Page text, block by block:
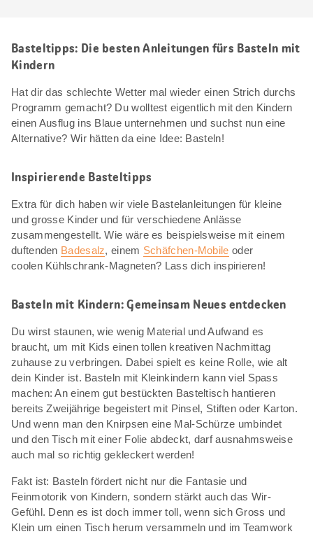
Basteltipps: Die besten Anleitungen fürs Basteln mit
Kindern
Hat dir das schlechte Wetter mal wieder einen Strich durchs
Programm gemacht? Du wolltest eigentlich mit den Kindern
einen Ausflug ins Blaue unternehmen und suchst nun eine
Alternative? Wir hätten da eine Idee: Basteln!
Inspirierende Basteltipps
Extra für dich haben wir viele Bastelanleitungen für kleine
und grosse Kinder und für verschiedene Anlässe
zusammengestellt. Wie wäre es beispielsweise mit einem
duftenden Badesalz, einem Schäfchen-Mobile oder
coolen Kühlschrank-Magneten? Lass dich inspirieren!
Basteln mit Kindern: Gemeinsam Neues entdecken
Du wirst staunen, wie wenig Material und Aufwand es
braucht, um mit Kids einen tollen kreativen Nachmittag
zuhause zu verbringen. Dabei spielt es keine Rolle, wie alt
dein Kinder ist. Basteln mit Kleinkindern kann viel Spass
machen: An einem gut bestückten Basteltisch hantieren
bereits Zweijährige begeistert mit Pinsel, Stiften oder Karton.
Und wenn man den Knirpsen eine Mal-Schürze umbindet
und den Tisch mit einer Folie abdeckt, darf ausnahmsweise
auch mal so richtig gekleckert werden!
Fakt ist: Basteln fördert nicht nur die Fantasie und
Feinmotorik von Kindern, sondern stärkt auch das Wir-
Gefühl. Denn es ist doch immer toll, wenn sich Gross und
Klein um einen Tisch herum versammeln und im Teamwork